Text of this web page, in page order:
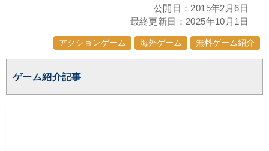
公開日： 2015年2月6日
最終更新日： 2025年10月1日
アクションゲーム 海外ゲーム 無料ゲーム紹介
ゲーム紹介記事